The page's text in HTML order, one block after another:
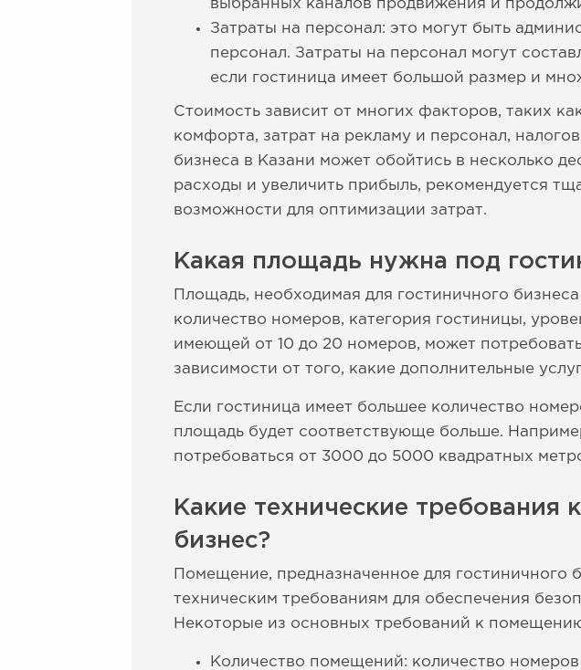
выбранных каналов продвижения и
Затраты на персонал: это могут быть
персонал. Затраты на персонал могут
если гостиница имеет большой размер и
Стоимость зависит от многих факторов, таких
комфорта, затрат на рекламу и персонал,
бизнеса в Казани может обойтись в несколько
расходы и увеличить прибыль, рекомендуется
возможности для оптимизации затрат.
Какая площадь нужна под
Площадь, необходимая для гостиничного
количество номеров, категория гостиницы,
имеющей от 10 до 20 номеров, может
зависимости от того, какие дополнительные
Если гостиница имеет большее количество
площадь будет соответствующе больше.
потребоваться от 3000 до 5000 квадратных
Какие технические
бизнес?
Помещение, предназначенное для гостиничного
техническим требованиям для обеспечения
Некоторые из основных требований к
Количество помещений: количество